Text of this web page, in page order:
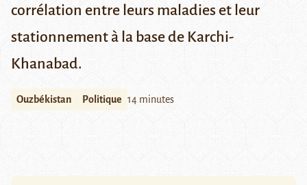
corrélation entre leurs maladies et leur
stationnement à la base de Karchi-
Khanabad.
Ouzbékistan Politique 14 minutes